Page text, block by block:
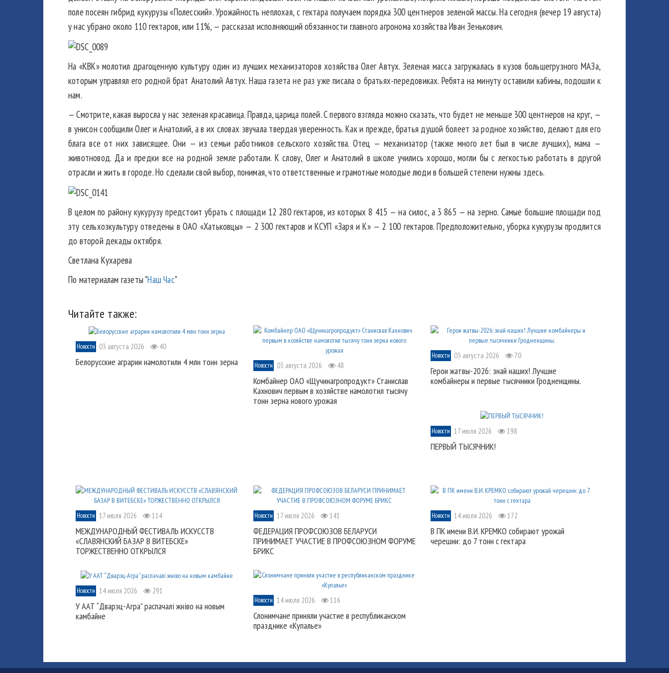
поле посеян гибрид кукурузы «Полесский». Урожайность неплохая, с гектара получаем порядка 300 центнеров зеленой массы. На сегодня (вечер 19 августа)
у нас убрано около 110 гектаров, или 11%, — рассказал исполняющий обязанности главного агронома хозяйства Иван Зенькович.
На «КВК» молотил драгоценную культуру один из лучших механизаторов хозяйства Олег Автух. Зеленая масса загружалась в кузов большегрузного МАЗа,
которым управлял его родной брат Анатолий Автух. Наша газета не раз уже писала о братьях-передовиках. Ребята на минуту оставили кабины, подошли к
нам.
— Смотрите, какая выросла у нас зеленая красавица. Правда, царица полей. С первого взгляда можно сказать, что будет не меньше 300 центнеров на круг, —
в унисон сообщили Олег и Анатолий, а в их словах звучала твердая уверенность. Как и прежде, братья душой болеет за родное хозяйство, делают для его
блага все от них зависящее. Они — из семьи работников сельского хозяйства. Отец — механизатор (также много лет был в числе лучших), мама —
животновод. Да и предки все на родной земле работали. К слову, Олег и Анатолий в школе учились хорошо, могли бы с легкостью работать в другой
отрасли и жить в городе. Но сделали свой выбор, понимая, что ответственные и грамотные молодые люди в большей степени нужны здесь.
В целом по району кукурузу предстоит убрать с площади 12 280 гектаров, из которых 8 415 — на силос, а 3 865 — на зерно. Самые большие площади под
эту сельхозкультуру отведены в ОАО «Хатьковцы» — 2 300 гектаров и КСУП «Заря и К» — 2 100 гектаров. Предположительно, уборка кукурузы продлится
до второй декады октября.
Светлана Кухарева
По материалам газеты "Наш Час"
Читайте также:
Новости 03 августа 2026 40
Белорусские аграрии намолотили 4 млн тонн зерна Новости 03 августа 2026 48
Комбайнер ОАО «Щучинагропродукт» Станислав
Кахнович первым в хозяйстве намолотил тысячу
тонн зерна нового урожая
Новости 03 августа 2026 70
Герои жатвы-2026: знай наших! Лучшие
комбайнеры и первые тысячники Гродненщины.
Новости 17 июля 2026 198
ПЕРВЫЙ ТЫСЯЧНИК!
Новости 17 июля 2026 114
МЕЖДУНАРОДНЫЙ ФЕСТИВАЛЬ ИСКУССТВ
«СЛАВЯНСКИЙ БАЗАР В ВИТЕБСКЕ»
ТОРЖЕСТВЕННО ОТКРЫЛСЯ
Новости 17 июля 2026 141
ФЕДЕРАЦИЯ ПРОФСОЮЗОВ БЕЛАРУСИ
ПРИНИМАЕТ УЧАСТИЕ В ПРОФСОЮЗНОМ ФОРУМЕ
БРИКС
Новости 14 июля 2026 172
В ПК имени В.И. КРЕМКО собирают урожай
черешни: до 7 тонн с гектара
Новости 14 июля 2026 291
У ААТ “Дварэц-Агра” распачалі жніво на новым
камбайне
Новости 14 июля 2026 116
Слонимчане приняли участие в республиканском
празднике «Купалье»